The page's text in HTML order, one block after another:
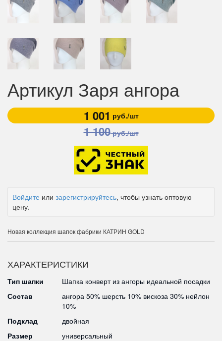
Артикул Заря ангора
1 001 руб./шт
1 100руб./шт
Войдите или зарегистрируйтесь, чтобы узнать оптовую
цену.
Новая коллекция шапок фабрики КАТРИН GOLD
ХАРАКТЕРИСТИКИ
Тип шапки
Шапка конверт из ангоры идеальной посадки
Состав
ангора 50% шерсть 10% вискоза 30% нейлон
10%
Подклад
двойная
Размер
универсальный